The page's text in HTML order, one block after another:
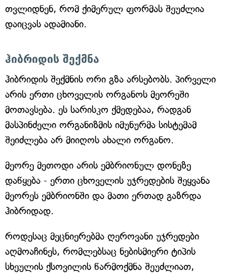
თვლიდნენ, რომ ქიმერულ ფორმას შეუძლია
დაიცვას ადამიანი.
ჰიბრიდის შექმნა
ჰიბრიდის შექმნის ორი გზა არსებობს. პირველი
არის ერთი ცხოველის ორგანოს მეორეში
მოთავსება. ეს სარისკო ქმედებაა, რადგან
მასპინძელი ორგანიზმის იმუნურმა სისტემამ
შეიძლება არ მიიღოს ახალი ორგანო.
მეორე მეთოდი არის ემბრიონულ დონეზე
დაწყება - ერთი ცხოველის უჯრედების შეყვანა
მეორეს ემბრიონში და მათი ერთად გაზრდა
ჰიბრიდად.
როდესაც მეცნიერებმა ღეროვანი უჯრედები
აღმოაჩინეს, რომლებსაც ნებისმიერი ტიპის
სხეულის ქსოვილის წარმოქმნა შეუძლიათ,